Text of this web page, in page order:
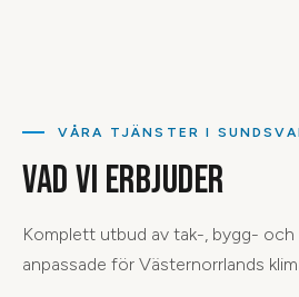
VÅRA TJÄNSTER I
VAD VI ERBJUDER
Komplett utbud av tak-, bygg- och
anpassade för Västernorrlands